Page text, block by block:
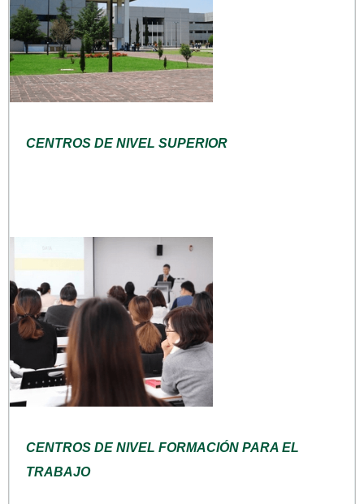
CENTROS DE NIVEL SUPERIOR
CENTROS DE NIVEL FORMACIÓN PARA EL
TRABAJO